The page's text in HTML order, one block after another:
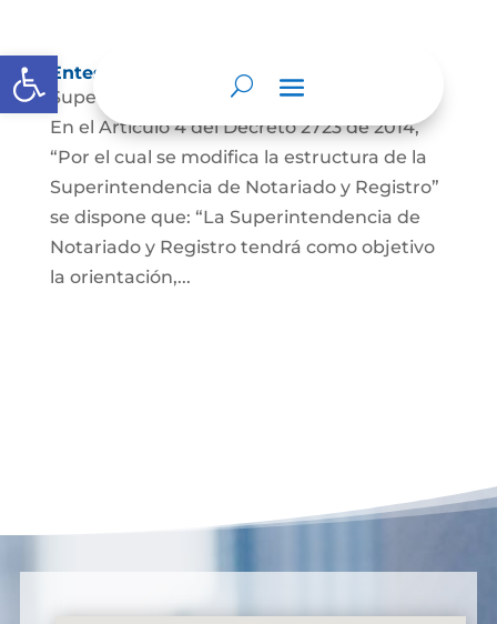
Abrir barra de herramientas
Entes y autoridades que lo vigilan
Superintendencia de Notariado y Registro
En el Artículo 4 del Decreto 2723 de 2014,
“Por el cual se modifica la estructura de la
Superintendencia de Notariado y Registro”
se dispone que: “La Superintendencia de
Notariado y Registro tendrá como objetivo
la orientación,...